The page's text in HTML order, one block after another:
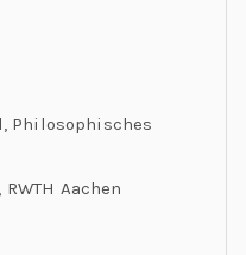
Philosophisches
Aachen